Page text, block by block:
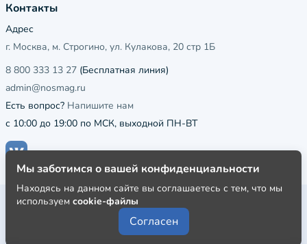
Контакты
Адрес
г. Москва, м. Строгино, ул. Кулакова, 20 стр 1Б
8 800 333 13 27 (Бесплатная линия)
admin@nosmag.ru
Есть вопрос? Напишите нам
с 10:00 до 19:00 по МСК, выходной ПН-ВТ
Публичная оферта
Пользовательское соглашение
Мы заботимся о вашей конфиденциальности
Находясь на данном сайте вы соглашаетесь с тем, что мы
используем cookie-файлы
Согласен